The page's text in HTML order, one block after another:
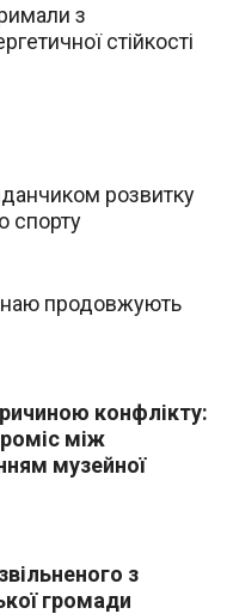
з
стійкості
розвитку
спорту
продовжують
конфлікту:
між
музейної
з
громади